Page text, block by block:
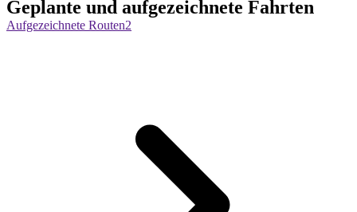
Geplante und aufgezeichnete Fahrten
Aufgezeichnete Routen2